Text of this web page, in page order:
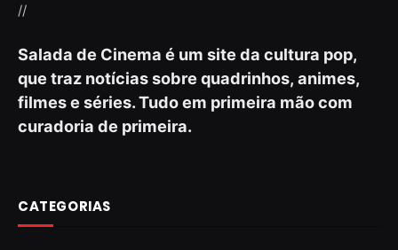
//
Salada de Cinema é um site da cultura pop,
que traz notícias sobre quadrinhos, animes,
filmes e séries. Tudo em primeira mão com
curadoria de primeira.
CATEGORIAS